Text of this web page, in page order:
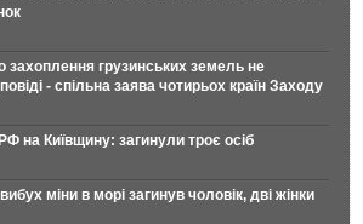
захоплення грузинських земель не
- спільна заява чотирьох країн Заходу
на Київщину: загинули троє осіб
міни в морі загинув чоловік, дві жінки